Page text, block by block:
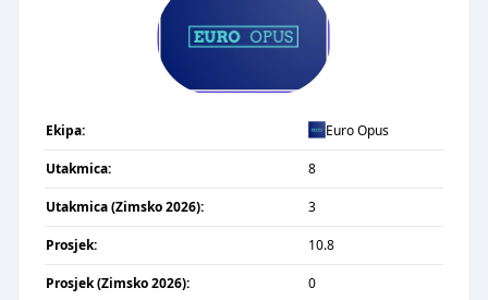
Ekipa: Euro Opus
Utakmica: 8
Utakmica (Zimsko 2026): 3
Prosjek: 10.8
Prosjek (Zimsko 2026): 0